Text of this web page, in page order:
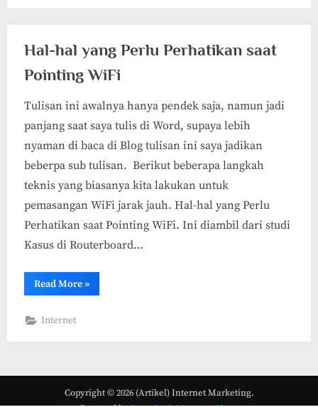
Hal-hal yang Perlu Perhatikan saat
Pointing WiFi
Tulisan ini awalnya hanya pendek saja, namun jadi
panjang saat saya tulis di Word, supaya lebih
nyaman di baca di Blog tulisan ini saya jadikan
beberpa sub tulisan. Berikut beberapa langkah
teknis yang biasanya kita lakukan untuk
pemasangan WiFi jarak jauh. Hal-hal yang Perlu
Perhatikan saat Pointing WiFi. Ini diambil dari studi
Kasus di Routerboard…
Read More“Hal-
hal
»
Internet
Copyright © 2026 (Artikel) Internet Marketing.